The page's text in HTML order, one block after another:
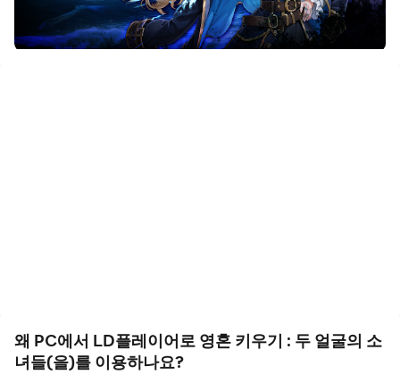
레벨업을 동시에 진행할 수 있습니다. 지금 컴퓨터에서 영혼
키우기 : 두 얼굴의 소녀들를 다운로드하고 플레이를 하세
나는 바란다.
왜 PC에서 LD플레이어로 영혼 키우기 : 두 얼굴의 소
녀들(을)를 이용하나요?